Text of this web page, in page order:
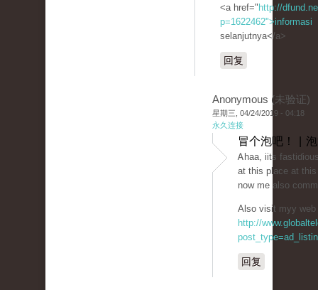
<a href=" http://
p=1622462">informasi
selanjutnya</a>
回复
Anonymous (未验证)
星期三, 04/24/2019 - 04:18
永久连接
冒个泡吧！ |
Ꭺhaa, iits
at this place at
now me also
Also visit myy
http://
回复